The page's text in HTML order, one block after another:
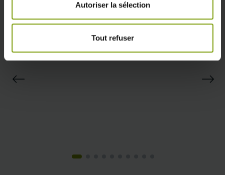
Autoriser la sélection
Tout refuser